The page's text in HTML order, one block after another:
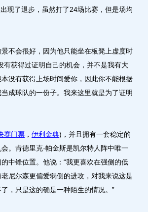
现了退步，虽然打了24场比赛，但是场均
会很好，因为他只能坐在板凳上虚度时
有获得过证明自己的机会，并不是我有大
没有获得上场时间爱你，因此你不能根据
成球队的一份子。我来这里就是为了证明
赛门票 ， 伊利金典)，并且拥有一套稳定的
。肯德里克-帕金斯是凯尔特人阵中唯一
中锋位置。他说：“我更喜欢在强侧的低
尼尔森更偏爱弱侧的进攻，对我来说这是
，只是这的确是一种陌生的情况。”